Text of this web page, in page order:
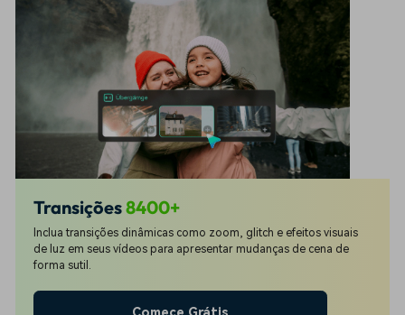
Transições8400+
Inclua transições dinâmicas como zoom, glitch e efeitos visuais
de luz em seus vídeos para apresentar mudanças de cena de
forma sutil.